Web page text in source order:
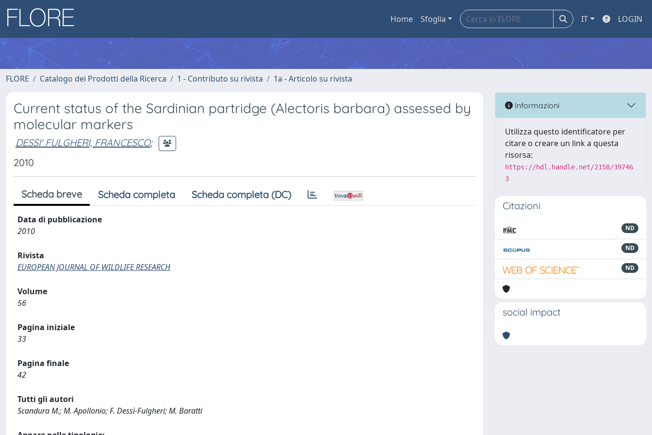
Home Sfoglia IT LOGIN
FLORE Catalogo dei Prodotti della Ricerca 1 - Contributo su rivista 1a - Articolo su rivista
Current status of the Sardinian partridge (Alectoris barbara) assessed by
molecular markers
DESSI' FULGHERI, FRANCESCO;
2010
Scheda breve Scheda completa Scheda completa (DC)
Data di pubblicazione
2010
Rivista
EUROPEAN JOURNAL OF WILDLIFE RESEARCH
Volume
56
Pagina iniziale
33
Pagina finale
42
Tutti gli autori
Scandura M.; M. Apollonio; F. Dessì-Fulgheri; M. Baratti
Informazioni
Utilizza questo identificatore per
citare o creare un link a questa
risorsa:
https://hdl.handle.net/2158/39746
3
Citazioni
ND
ND
ND
social impact